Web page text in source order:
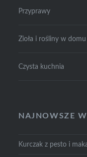
Przyprawy
Zioła i rośliny w domu
Czysta kuchnia
NAJNOWSZE
Kurczak z pesto i